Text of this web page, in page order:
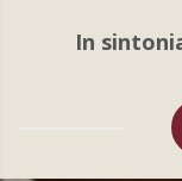
In